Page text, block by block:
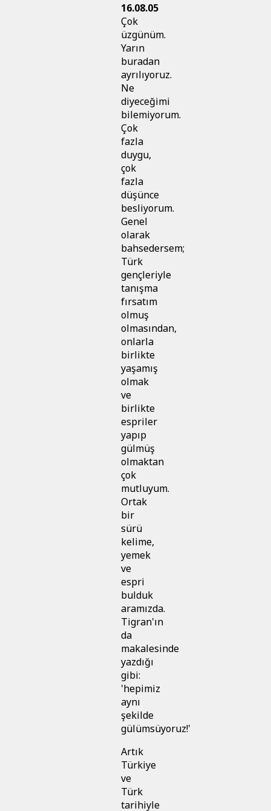
16.08.05
Çok
üzgünüm.
Yarın
buradan
ayrılıyoruz.
Ne
diyeceğimi
bilemiyorum.
Çok
fazla
duygu,
çok
fazla
düşünce
besliyorum.
Genel
olarak
bahsedersem;
Türk
gençleriyle
tanışma
fırsatım
olmuş
olmasından,
onlarla
birlikte
yaşamış
olmak
ve
birlikte
espriler
yapıp
gülmüş
olmaktan
çok
mutluyum.
Ortak
bir
sürü
kelime,
yemek
ve
espri
bulduk
aramızda.
Tigran'ın
da
makalesinde
yazdığı
gibi:
'hepimiz
aynı
şekilde
gülümsüyoruz!'
Artık
Türkiye
ve
Türk
tarihiyle